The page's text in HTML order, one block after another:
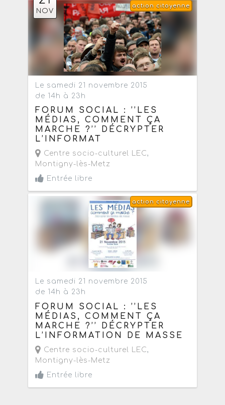
NOV
action citoyenne
Le samedi 21 novembre 2015
de 14h à 23h
FORUM SOCIAL : ’’LES
MÉDIAS, COMMENT ÇA
MARCHE ?’’ DÉCRYPTER
L’INFORMAT
Centre socio-culturel LEC,
Montigny-lès-Metz
Entrée libre
action citoyenne
Le samedi 21 novembre 2015
de 14h à 23h
FORUM SOCIAL : ’’LES
MÉDIAS, COMMENT ÇA
MARCHE ?’’ DÉCRYPTER
L’INFORMATION DE MASSE
Centre socio-culturel LEC,
Montigny-lès-Metz
Entrée libre